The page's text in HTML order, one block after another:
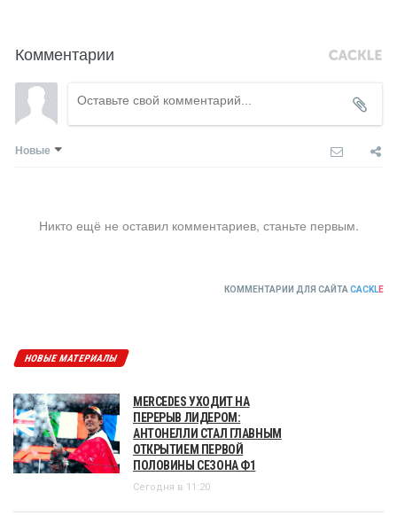
Комментарии
Новые
Никто ещё не оставил комментариев, станьте первым.
КОММЕНТАРИИ ДЛЯ САЙТА CACKLE
НОВЫЕ МАТЕРИАЛЫ
MERCEDES УХОДИТ НА
ПЕРЕРЫВ ЛИДЕРОМ:
АНТОНЕЛЛИ СТАЛ ГЛАВНЫМ
ОТКРЫТИЕМ ПЕРВОЙ
ПОЛОВИНЫ СЕЗОНА Ф1
Сегодня в 11:20